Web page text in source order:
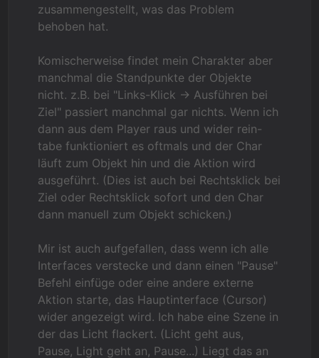
zusammengestellt, was das Problem
behoben hat.
Komischerweise findet mein Charakter aber
manchmal die Standpunkte der Objekte
nicht. z.B. bei "Links-Klick -> Ausführen bei
Ziel" passiert manchmal gar nichts. Wenn ich
dann aus dem Player raus und wider rein-
tabe funktioniert es oftmals und der Char
läuft zum Objekt hin und die Aktion wird
ausgeführt. (Dies ist auch bei Rechtsklick bei
Ziel oder Rechtsklick sofort und den Char
dann manuell zum Objekt schicken.)
Mir ist auch aufgefallen, dass wenn ich alle
Interfaces verstecke und dann einen "Pause"
Befehl einfüge oder eine andere externe
Aktion starte, das Hauptinterface (Cursor)
wider angezeigt wird. Ich habe eine Szene in
der das Licht flackert. (Licht geht aus,
Pause, Light geht an, Pause...) Liegt das an